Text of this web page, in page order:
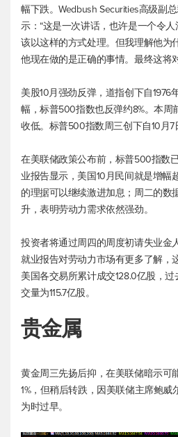
幅下跌。Wedbush Securities高级副
示：“这是一次讲话，也许是一个令
该以这样的方式处理。但我理解他为
他现在做的是正确的事情。最终这将
美股10月强劲反弹，道指创下自1976
幅，标普500指数也反弹约8%。本周
收低。 标普500指数周三创下自10月
在美联储政策公布前， 标普500指数
业报告显示，美国10月民间就是增幅
的理据可以继续激进加息；周二的数
升，表明劳动力需求依然强劲。
投资者将通过周四的周度初请失业金
就业报告对劳动力市场有更多了解，
美国各交易所累计成交128.0亿股，
交量为115.7亿股。
贵金属
黄金周三先扬后抑，在美联储暗示可
1%，但稍后转跌，因美联储主席鲍
为时过早。